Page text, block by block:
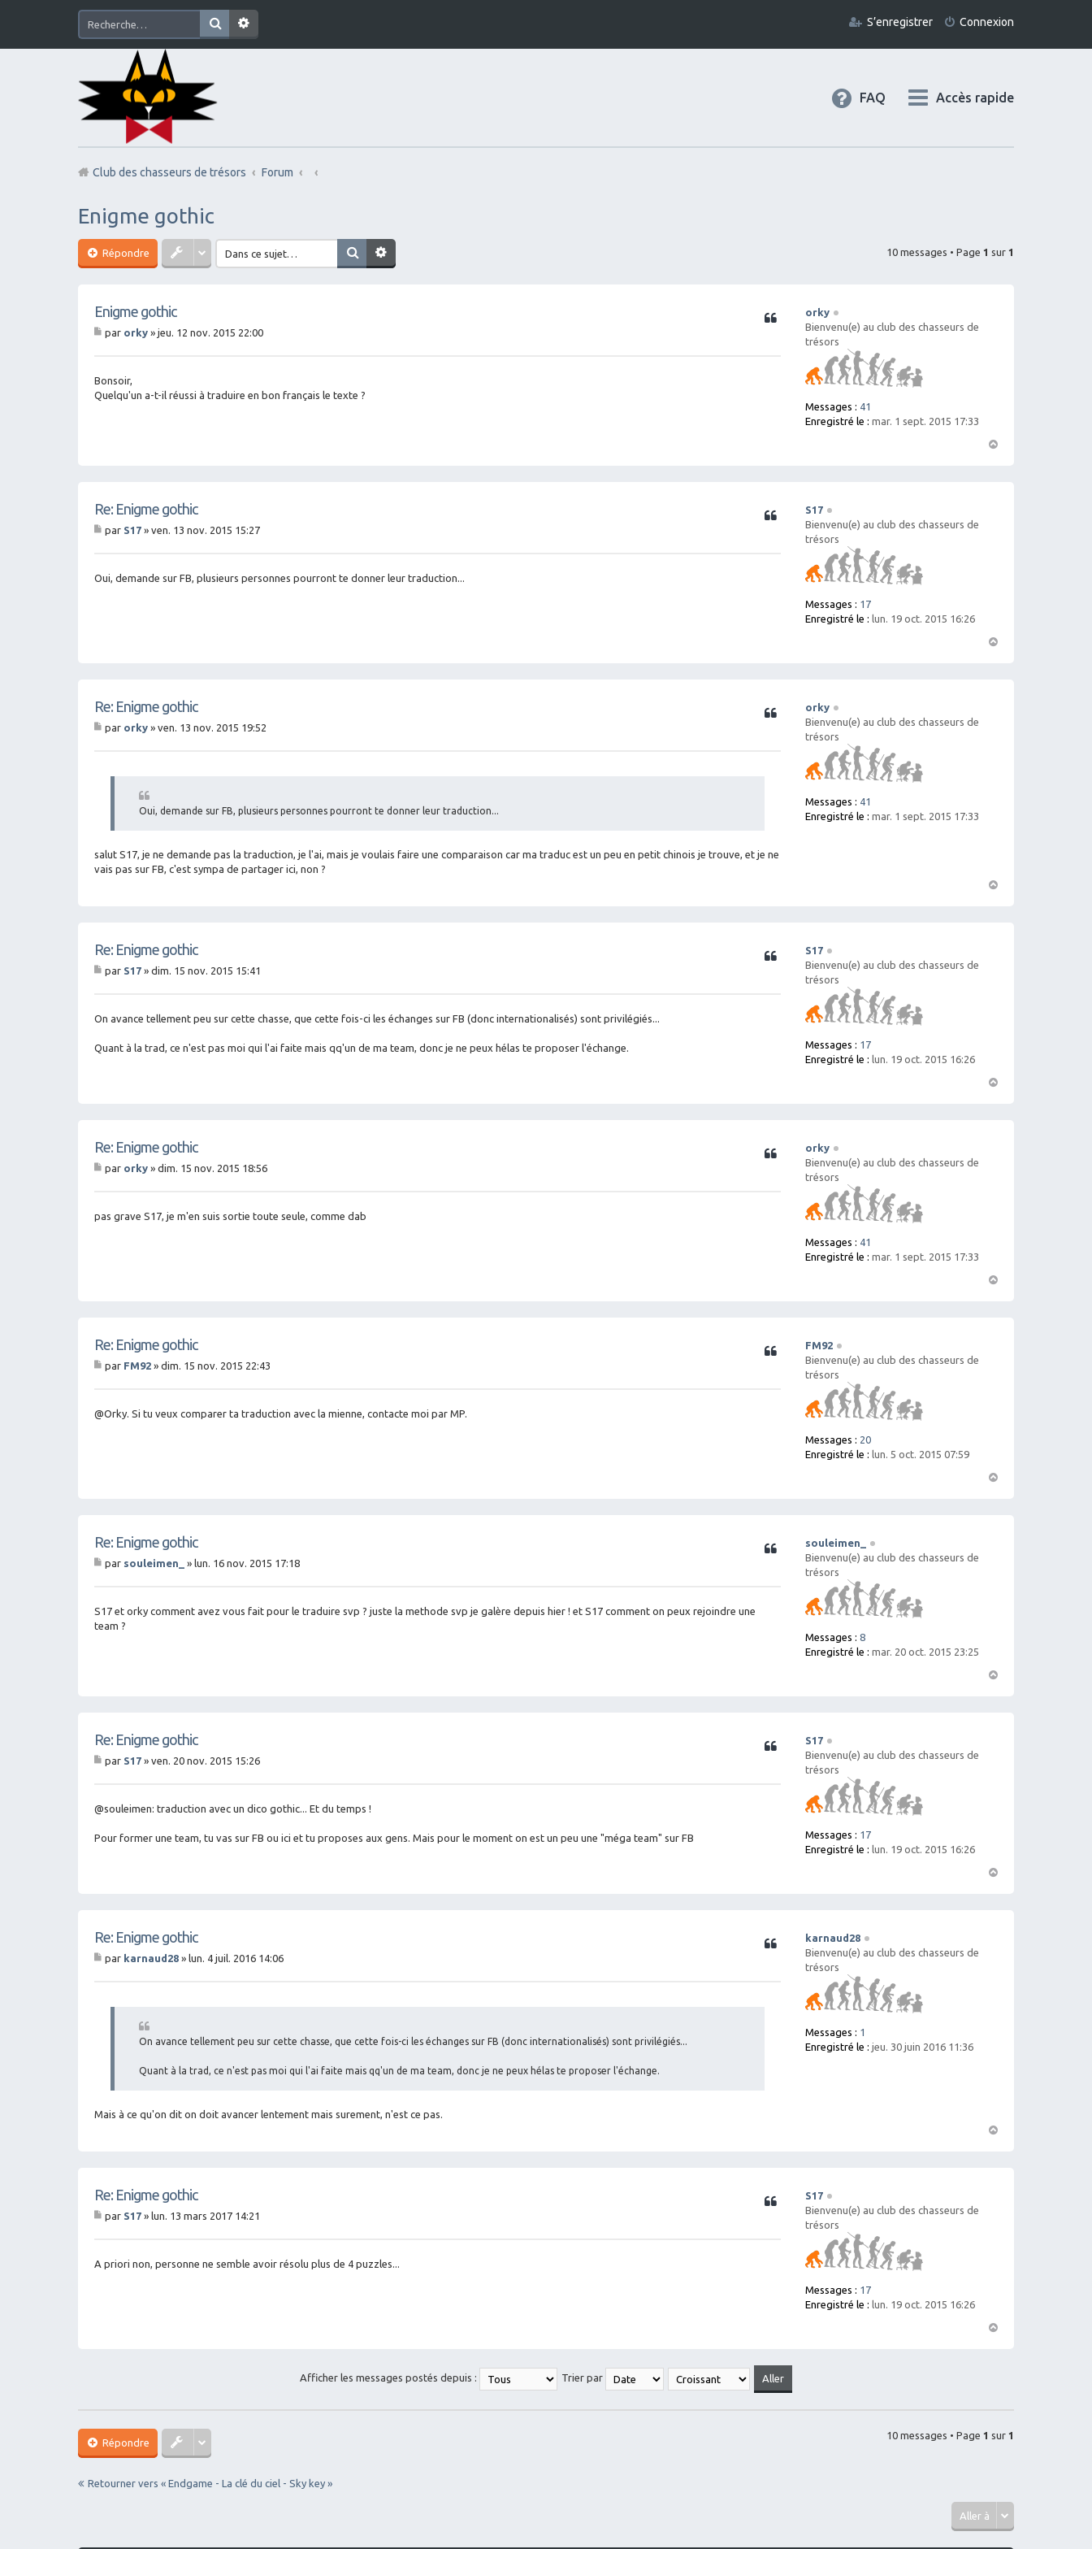
Connexion
S’enregistrer
Accès rapide
FAQ
Club des chasseurs de trésors Forum
Enigme gothic
Répondre 10 messages • Page 1 sur 1
orky
Bienvenu(e) au club des chasseurs de
trésors
Messages : 41
Enregistré le : mar. 1 sept. 2015 17:33
Enigme gothic Citation
g
e
par orky » jeu. 12 nov. 2015 22:00
Bonsoir,
Quelqu'un a-t-il réussi à traduire en bon français le texte ?
S17
Bienvenu(e) au club des chasseurs de
trésors
Messages : 17
Enregistré le : lun. 19 oct. 2015 16:26
Re: Enigme gothic Citation
g
par S17 » ven. 13 nov. 2015 15:27
Oui, demande sur FB, plusieurs personnes pourront te donner leur traduction...
orky
Bienvenu(e) au club des chasseurs de
trésors
Messages : 41
Enregistré le : mar. 1 sept. 2015 17:33
Re: Enigme gothic Citation
par orky » ven. 13 nov. 2015 19:52
Oui, demande sur FB, plusieurs personnes pourront te donner leur traduction...
salut S17, je ne demande pas la traduction, je l'ai, mais je voulais faire une comparaison car ma traduc est un peu en petit chinois je trouve, et je ne
vais pas sur FB, c'est sympa de partager ici, non ?
S17
Bienvenu(e) au club des chasseurs de
trésors
Messages : 17
Enregistré le : lun. 19 oct. 2015 16:26
Re: Enigme gothic Citation
g
par S17 » dim. 15 nov. 2015 15:41
On avance tellement peu sur cette chasse, que cette fois-ci les échanges sur FB (donc internationalisés) sont privilégiés...
Quant à la trad, ce n'est pas moi qui l'ai faite mais qq'un de ma team, donc je ne peux hélas te proposer l'échange.
orky
Bienvenu(e) au club des chasseurs de
trésors
Messages : 41
Enregistré le : mar. 1 sept. 2015 17:33
Re: Enigme gothic Citation
g
par orky » dim. 15 nov. 2015 18:56
pas grave S17, je m'en suis sortie toute seule, comme dab
FM92
Bienvenu(e) au club des chasseurs de
trésors
Messages : 20
Enregistré le : lun. 5 oct. 2015 07:59
Re: Enigme gothic Citation
g
par FM92 » dim. 15 nov. 2015 22:43
@Orky. Si tu veux comparer ta traduction avec la mienne, contacte moi par MP.
souleimen_
Bienvenu(e) au club des chasseurs de
trésors
Messages : 8
Enregistré le : mar. 20 oct. 2015 23:25
Re: Enigme gothic Citation
g
e
par souleimen_ » lun. 16 nov. 2015 17:18
S17 et orky comment avez vous fait pour le traduire svp ? juste la methode svp je galère depuis hier ! et S17 comment on peux rejoindre une
team ?
S17
Bienvenu(e) au club des chasseurs de
trésors
Messages : 17
Enregistré le : lun. 19 oct. 2015 16:26
Re: Enigme gothic Citation
g
par S17 » ven. 20 nov. 2015 15:26
@souleimen: traduction avec un dico gothic... Et du temps !
Pour former une team, tu vas sur FB ou ici et tu proposes aux gens. Mais pour le moment on est un peu une "méga team" sur FB
karnaud28
Bienvenu(e) au club des chasseurs de
trésors
Messages : 1
Enregistré le : jeu. 30 juin 2016 11:36
Re: Enigme gothic Citation
par karnaud28 » lun. 4 juil. 2016 14:06
On avance tellement peu sur cette chasse, que cette fois-ci les échanges sur FB (donc internationalisés) sont privilégiés...
Quant à la trad, ce n'est pas moi qui l'ai faite mais qq'un de ma team, donc je ne peux hélas te proposer l'échange.
Mais à ce qu'on dit on doit avancer lentement mais surement, n'est ce pas.
S17
Bienvenu(e) au club des chasseurs de
trésors
Messages : 17
Enregistré le : lun. 19 oct. 2015 16:26
Re: Enigme gothic Citation
g
par S17 » lun. 13 mars 2017 14:21
A priori non, personne ne semble avoir résolu plus de 4 puzzles...
Afficher les messages postés depuis : Trier par
Répondre
10 messages • Page 1 sur 1
Retourner vers « Endgame - La clé du ciel - Sky key »
Aller à